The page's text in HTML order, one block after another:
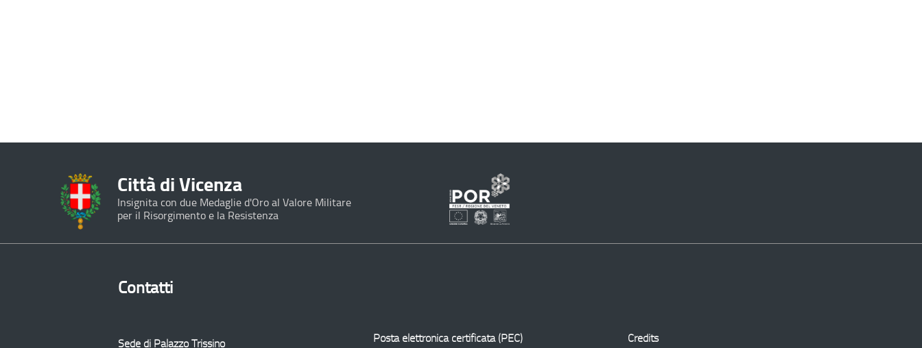
Città di Vicenza
Insignita con due Medaglie d'Oro al Valore Militare
per il Risorgimento e la Resistenza
Operativo
Contatti
Sede di Palazzo Trissino
Posta elettronica certificata (PEC)
Credits